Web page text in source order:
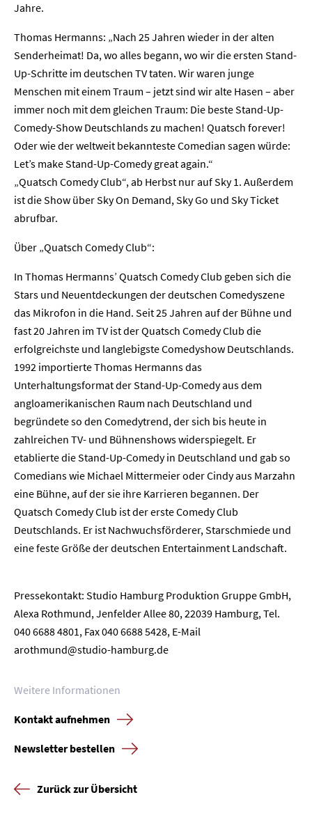
Jahre.
Thomas Hermanns: „Nach 25 Jahren wieder in der alten
Senderheimat! Da, wo alles begann, wo wir die ersten Stand-
Up-Schritte im deutschen TV taten. Wir waren junge
Menschen mit einem Traum – jetzt sind wir alte Hasen – aber
immer noch mit dem gleichen Traum: Die beste Stand-Up-
Comedy-Show Deutschlands zu machen! Quatsch forever!
Oder wie der weltweit bekannteste Comedian sagen würde:
Let’s make Stand-Up-Comedy great again.“
„Quatsch Comedy Club“, ab Herbst nur auf Sky 1. Außerdem
ist die Show über Sky On Demand, Sky Go und Sky Ticket
abrufbar.
Über „Quatsch Comedy Club“:
In Thomas Hermanns’ Quatsch Comedy Club geben sich die
Stars und Neuentdeckungen der deutschen Comedyszene
das Mikrofon in die Hand. Seit 25 Jahren auf der Bühne und
fast 20 Jahren im TV ist der Quatsch Comedy Club die
erfolgreichste und langlebigste Comedyshow Deutschlands.
1992 importierte Thomas Hermanns das
Unterhaltungsformat der Stand-Up-Comedy aus dem
angloamerikanischen Raum nach Deutschland und
begründete so den Comedytrend, der sich bis heute in
zahlreichen TV- und Bühnenshows widerspiegelt. Er
etablierte die Stand-Up-Comedy in Deutschland und gab so
Comedians wie Michael Mittermeier oder Cindy aus Marzahn
eine Bühne, auf der sie ihre Karrieren begannen. Der
Quatsch Comedy Club ist der erste Comedy Club
Deutschlands. Er ist Nachwuchsförderer, Starschmiede und
eine feste Größe der deutschen Entertainment Landschaft.
Pressekontakt: Studio Hamburg Produktion Gruppe GmbH,
Alexa Rothmund, Jenfelder Allee 80, 22039 Hamburg, Tel.
040 6688 4801, Fax 040 6688 5428, E-Mail
arothmund@studio-hamburg.de
Weitere Informationen
Kontakt aufnehmen
Newsletter bestellen
Zurück zur Übersicht
Home
Unternehmen
Presse
Karriere
Kontakt